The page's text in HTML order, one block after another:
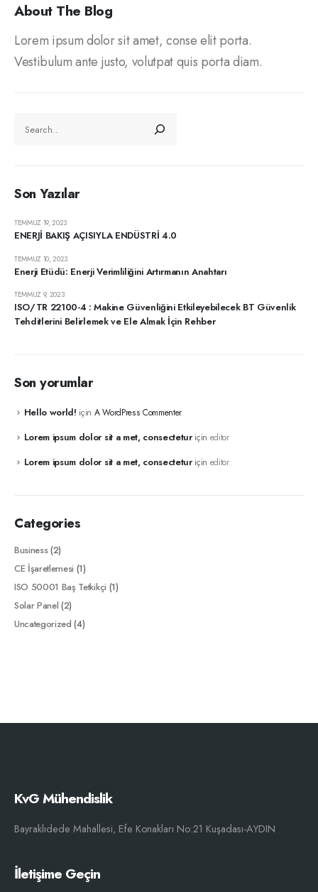
About The Blog
Lorem ipsum dolor sit amet, conse elit porta.
Vestibulum ante justo, volutpat quis porta diam.
Son Yazılar
ENERJİ BAKIŞ AÇISIYLA ENDÜSTRİ 4.0
TEMMUZ 19, 2023
Enerji Etüdü: Enerji Verimliliğini Artırmanın Anahtarı
TEMMUZ 10, 2023
ISO/TR 22100-4 : Makine Güvenliğini Etkileyebilecek BT ​​Güvenlik
Tehditlerini Belirlemek ve Ele Almak İçin Rehber
TEMMUZ 9, 2023
Son yorumlar
Hello world! için A WordPress Commenter
Lorem ipsum dolor sit a met, consecteturiçin editor
Lorem ipsum dolor sit a met, consecteturiçin editor
Categories
Business(2)
CE İşaretlemesi (1)
ISO 50001 Baş Tetkikçi (1)
Solar Panel (2)
Uncategorized (4)
KvG Mühendislik
Bayraklıdede Mahallesi, Efe Konakları No:21 Kuşadası-AYDIN
İletişime Geçin